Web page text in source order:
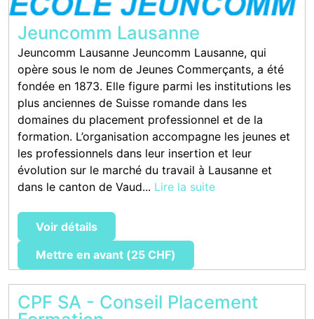
Jeuncomm Lausanne
Jeuncomm Lausanne Jeuncomm Lausanne, qui
opère sous le nom de Jeunes Commerçants, a été
fondée en 1873. Elle figure parmi les institutions les
plus anciennes de Suisse romande dans les
domaines du placement professionnel et de la
formation. L’organisation accompagne les jeunes et
les professionnels dans leur insertion et leur
évolution sur le marché du travail à Lausanne et
dans le canton de Vaud... Lire la suite
Voir détails
Mettre en avant (25 CHF)
CPF SA - Conseil Placement